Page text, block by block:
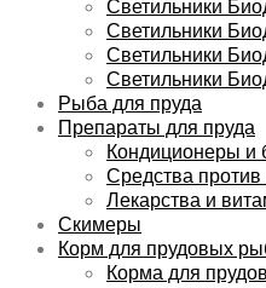
Светильники
Светильники
Светильники
Светильники
Рыба для пруда
Препараты для пруда
Кондиционеры и
Средства
Лекарства и
Скимеры
Корм для прудовых
Корма для